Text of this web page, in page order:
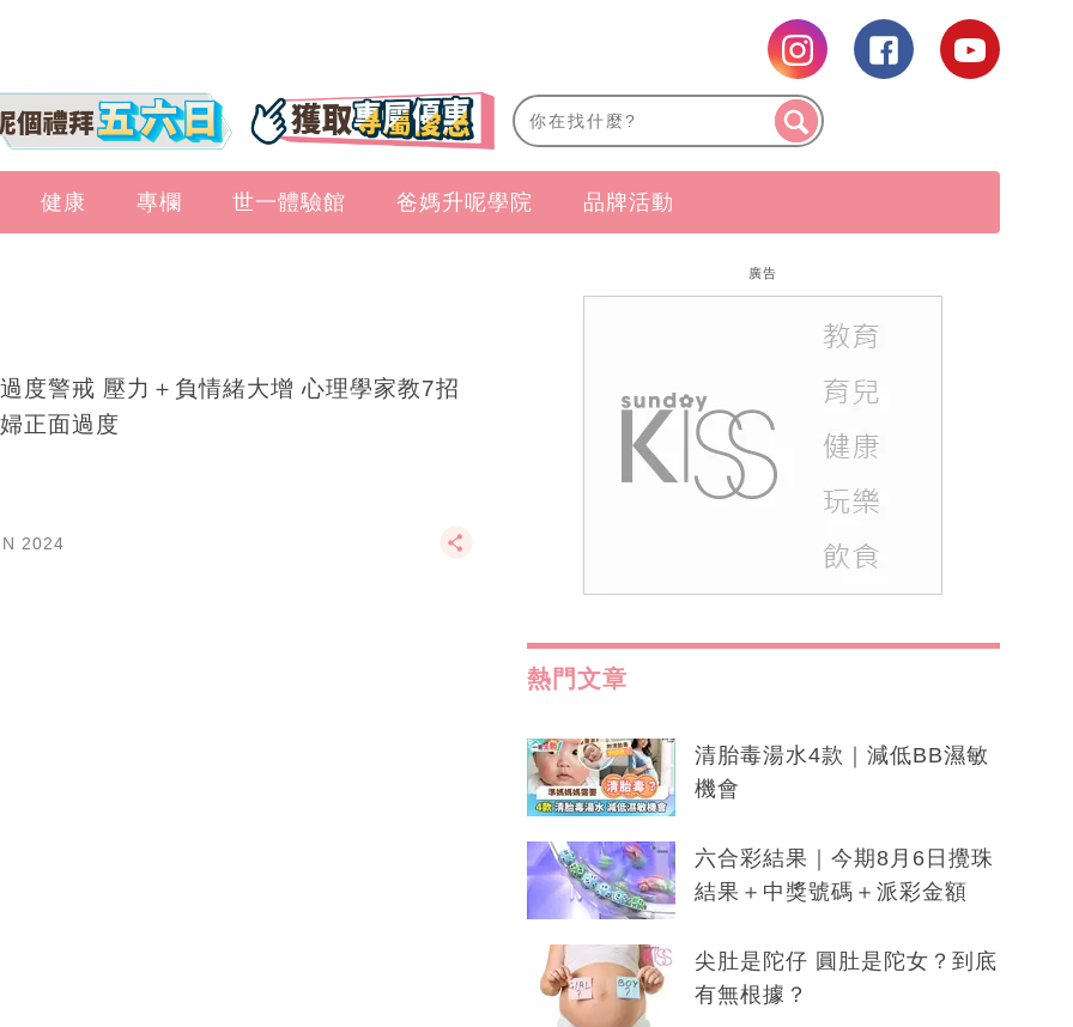
健康 專欄 世一體驗館 爸媽升呢學院 品牌活動
度警戒 壓力＋負情緒大增 心理學家教7招
正面過度
2024
廣告
熱門文章
清胎毒湯水4款｜減低BB濕敏
機會
六合彩結果｜今期8月6日攪珠
結果＋中獎號碼＋派彩金額
尖肚是陀仔 圓肚是陀女？到底
有無根據？